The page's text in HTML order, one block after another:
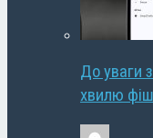
До уваги
хвилю